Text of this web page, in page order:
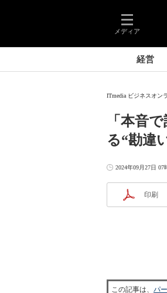
メディア
経営
ITmedia ビジネスオン
「本音
る“勘違
2024年09月27日 07
印刷
この記事は、 パ